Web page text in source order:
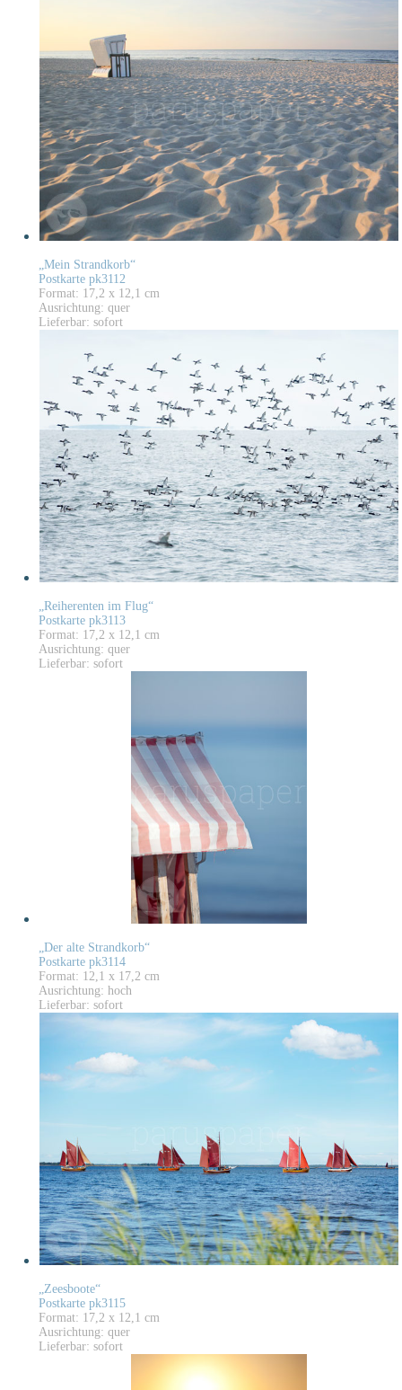
„Mein Strandkorb“
Postkarte pk3112
Format: 17,2 x 12,1 cm
Ausrichtung: quer
Lieferbar: sofort
„Reiherenten im Flug“
Postkarte pk3113
Format: 17,2 x 12,1 cm
Ausrichtung: quer
Lieferbar: sofort
„Der alte Strandkorb“
Postkarte pk3114
Format: 12,1 x 17,2 cm
Ausrichtung: hoch
Lieferbar: sofort
„Zeesboote“
Postkarte pk3115
Format: 17,2 x 12,1 cm
Ausrichtung: quer
Lieferbar: sofort